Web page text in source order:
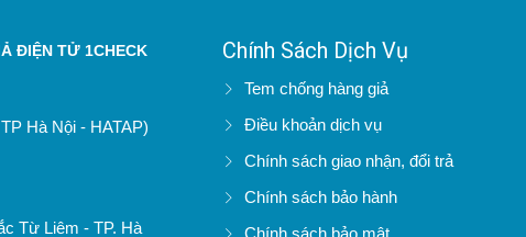
ĐIỆN TỬ 1CHECK
Hà Nội - HATAP)
Từ Liêm - TP. Hà
Chính Sách Dịch Vụ
Tem chống hàng giả
Điều khoản dịch vụ
Chính sách giao nhận, đổi trả
Chính sách bảo hành
Chính sách bảo mật